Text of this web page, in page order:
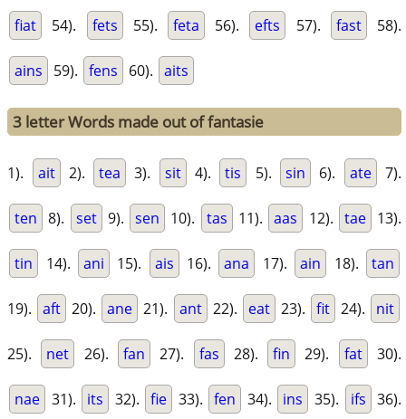
fiat 54). fets 55). feta 56). efts 57). fast 58).
ains 59). fens 60). aits
3 letter Words made out of fantasie
1). ait 2). tea 3). sit 4). tis 5). sin 6). ate 7).
ten 8). set 9). sen 10). tas 11). aas 12). tae 13).
tin 14). ani 15). ais 16). ana 17). ain 18). tan
19). aft 20). ane 21). ant 22). eat 23). fit 24). nit
25). net 26). fan 27). fas 28). fin 29). fat 30).
nae 31). its 32). fie 33). fen 34). ins 35). ifs 36).